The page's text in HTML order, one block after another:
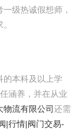
级热诚假想师，
的本科及以上学
涵养，并在从业
物流有限公司还需
|行情|阀门交易-